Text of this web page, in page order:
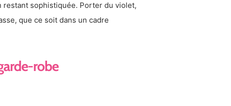
sophistiquée. Porter du violet,
que ce soit dans un cadre
robe